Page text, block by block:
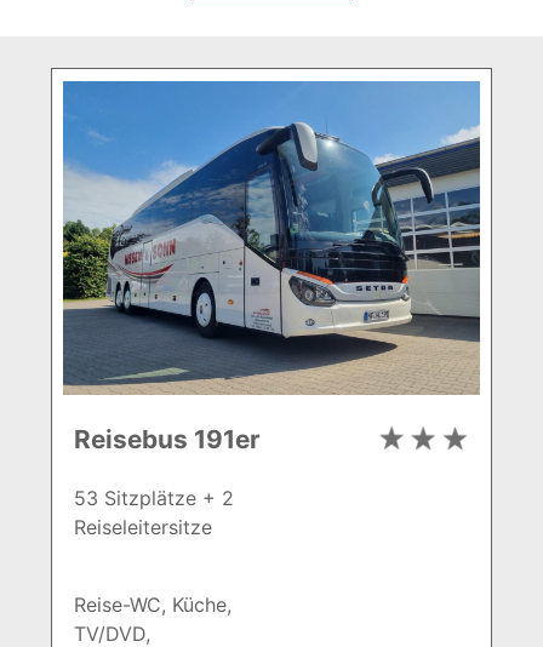
Reisebus 191er
53 Sitzplätze + 2
Reiseleitersitze
Reise-WC, Küche,
TV/DVD,